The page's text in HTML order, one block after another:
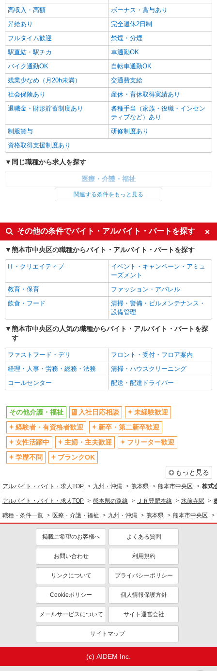
高収入・高額
ボーナス・賞与あり
昇給あり
完全週休2日制
フルタイム歓迎
禁煙・分煙
駅直結・駅チカ
車通勤OK
バイク通勤OK
自転車通勤OK
残業少なめ（月20h未満）
交通費支給
社会保険あり
産休・育休取得実績あり
退職金・財形貯蓄制度あり
各種手当（家族・役職・インセン
ティブなど）あり
制服貸与
研修制度あり
資格取得支援制度あり
同じ職種から求人を探す
医療・介護・福祉
同じ特徴から求人を探す
ボーナス・賞与あり
車通勤OK
交通費支給
社会保険あり
産休・育休取得実績あり
関連する条件をもっと見る
その他の条件でバイト・アルバイト・パートを探す
熊本市中央区の職種からバイト・アルバイト・パートを探す
IT・クリエイティブ
イベント・キャンペーン・アミュ
ーズメント
教育・保育
ファッション・アパレル
飲食・フード
清掃・警備・ビルメンテナンス・
設備管理
熊本市中央区の人気の職種からバイト・アルバイト・パートを探
す
ファストフード・デリ
フロント・受付・フロア案内
経理・人事・労務・総務・法務
清掃・ハウスクリーニング
コールセンター
配送・配達ドライバー
その他介護・福祉 入社日応相談
未経験歓迎
経験者・有資格者歓迎
新卒・第二新卒歓迎
女性活躍中
主婦・主夫歓迎
フリーター歓迎
学歴不問
ブランクOK
もっと見る
アルバイト・バイト・求人TOP 九州・沖縄 熊本県 熊本市中央区 株式
アルバイト・バイト・求人TOP 熊本県の路線 ＪＲ豊肥本線 水前寺駅
職種・条件一覧 医療・介護・福祉 九州・沖縄 熊本県 熊本市中央区
掲載ご希望のお客様へ よくある質問
お問い合わせ 利用規約
リンクについて プライバシーポリシー
Cookieポリシー 個人情報保護方針
メールサービスについて サイト運営会社
サイトマップ
(c) AIDEM Inc.